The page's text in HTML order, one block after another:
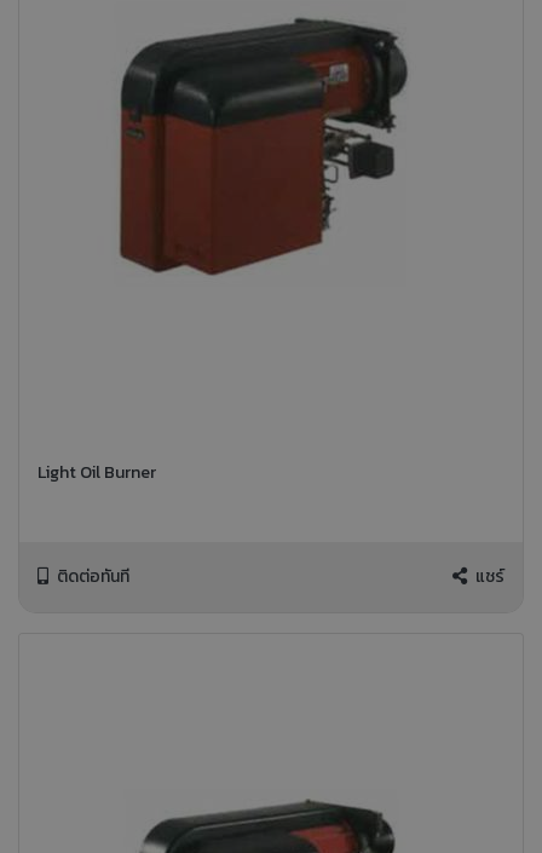
Light Oil Burner
ติดต่อทันที แชร์